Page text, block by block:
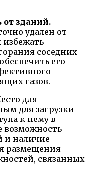
от зданий.
удален от
соседних
его
газов.
для
для загрузки
к нему в
возможность
и наличие
размещения
связанных